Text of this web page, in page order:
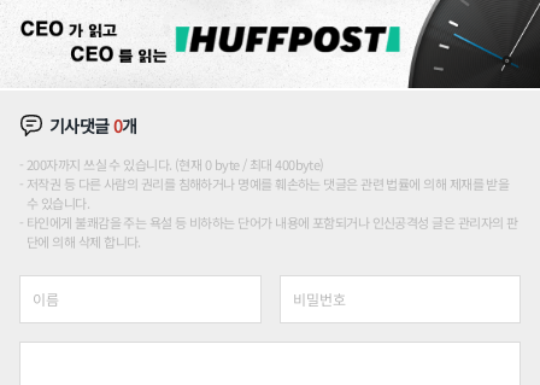
기사댓글0개
200자까지 쓰실 수 있습니다. (현재 0 byte / 최대 400byte)
저작권 등 다른 사람의 권리를 침해하거나 명예를 훼손하는 댓글은 관련 법률에 의해 제재를 받을
수 있습니다.
타인에게 불쾌감을 주는 욕설 등 비하하는 단어가 내용에 포함되거나 인신공격성 글은 관리자의 판
단에 의해 삭제 합니다.